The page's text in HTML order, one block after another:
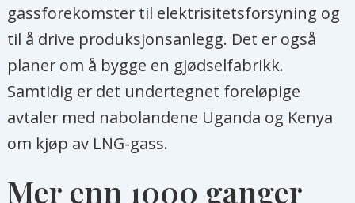
gassforekomster til elektrisitetsforsyning og
til å drive produksjonsanlegg. Det er også
planer om å bygge en gjødselfabrikk.
Samtidig er det undertegnet foreløpige
avtaler med nabolandene Uganda og Kenya
om kjøp av LNG-gass.
Mer enn 1000 ganger